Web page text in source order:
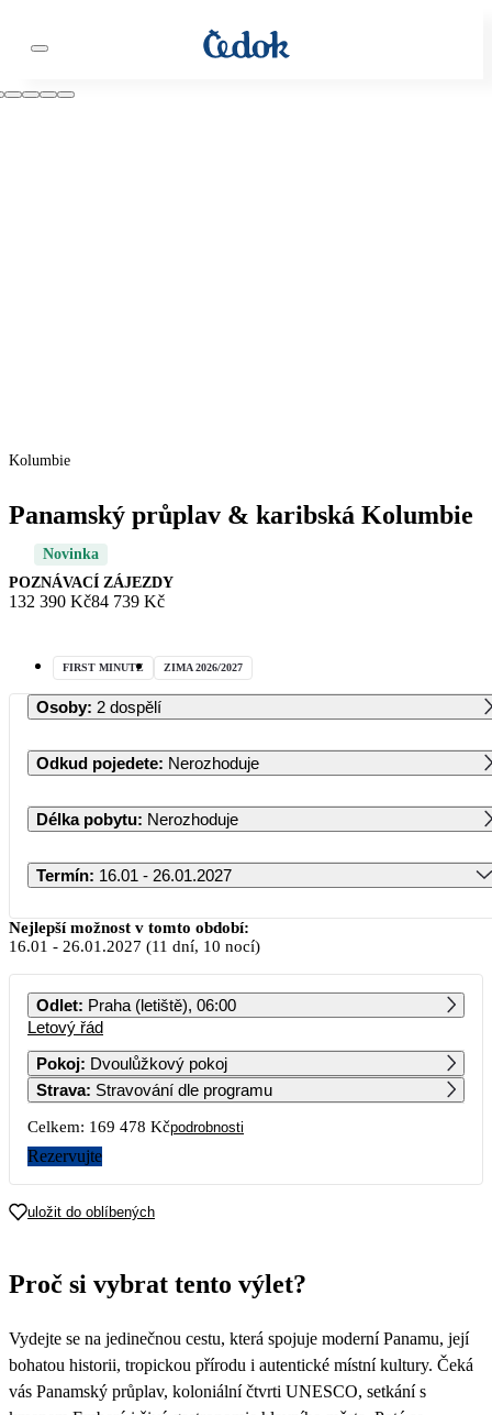
Kolumbie
Panamský průplav & karibská Kolumbie
Novinka
POZNÁVACÍ ZÁJEZDY
132 390 Kč84 739 Kč
FIRST MINUTE ZIMA 2026/2027
Osoby: 2 dospělí
Odkud pojedete: Nerozhoduje
Délka pobytu: Nerozhoduje
Termín: 16.01 - 26.01.2027
Leden 2027
PO ÚT ST ČT PÁ SO NE
4 5 6 7
18
Nejlepší možnost v tomto období:
16.01 - 26.01.2027 (11 dní, 10 nocí)
Odlet: Praha (letiště), 06:00
Letový řád
Pokoj: Dvoulůžkový pokoj
Strava: Stravování dle programu
Celkem: 169 478 Kčpodrobnosti
Rezervujte
uložit do oblíbených
Proč si vybrat tento výlet?
Vydejte se na jedinečnou cestu, která spojuje moderní Panamu, její
bohatou historii, tropickou přírodu i autentické místní kultury. Čeká
vás Panamský průplav, koloniální čtvrti UNESCO, setkání s